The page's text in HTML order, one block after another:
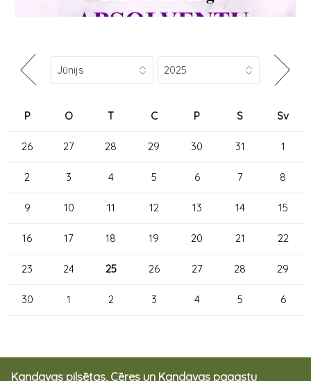
P O T C P S Sv
26 27 28 29 30 31 1
2 3 4 5 6 7 8
9 10 11 12 13 14 15
16 17 18 19 20 21 22
23 24 25 26 27 28 29
30 1 2 3 4 5 6
Kandavas pilsētas, Cēres un Kandavas pagastu